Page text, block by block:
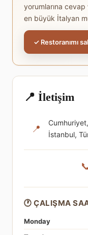
yorumlarına
en büyük İtalyan
✓ Restoranımı
📍 İletişim
📍
İstanbul,
🕐 ÇALIŞMA
Monday